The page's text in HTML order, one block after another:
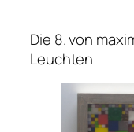
Die 8. von
Leuchten